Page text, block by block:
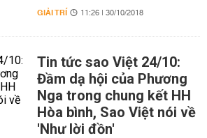
GIẢI TRÍ 11:26 | 30/10/2018
Tin tức sao Việt 24/10:
Đầm dạ hội của Phương
Nga trong chung kết HH
Hòa bình, Sao Việt nói về
'Như lời đồn'